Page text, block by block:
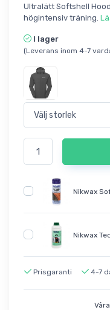
Ultralätt Softshell
högintensiv träning.
I lager
(Leverans inom 4-7
Nikwax
Nikwax
Prisgaranti 4-7